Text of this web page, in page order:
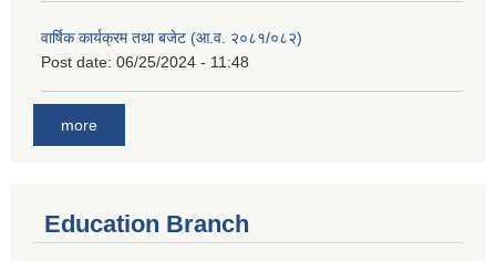
वार्षिक कार्यक्रम तथा बजेट (आ.व. २०८१/०८२)
Post date: 06/25/2024 - 11:48
more
Education Branch